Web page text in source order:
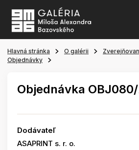
Hlavná stránka O galérii
Objednávky
Objednávka
Dodávateľ
ASAPRINT s. r. o.